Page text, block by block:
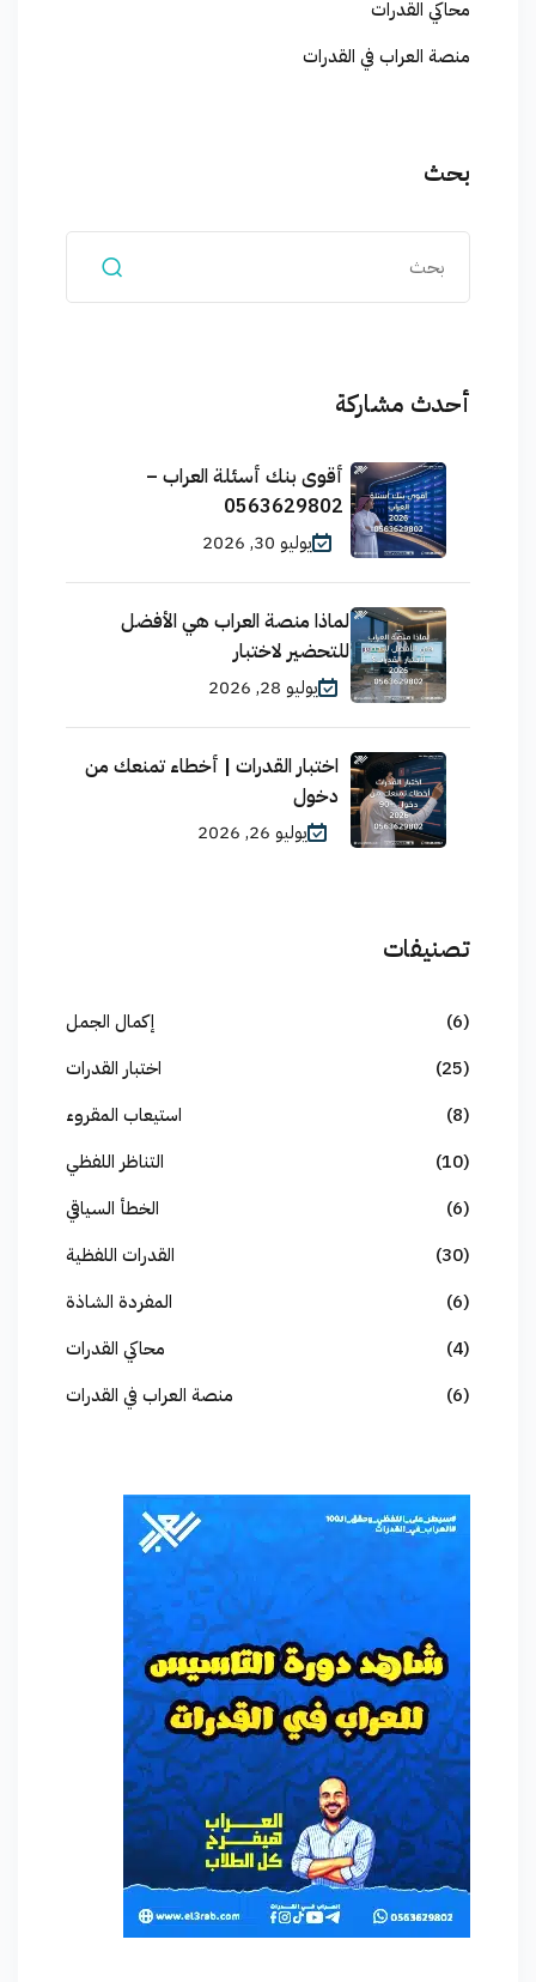
محاكي القدرات
منصة العراب في القدرات
بحث
أحدث مشاركة
أقوى بنك أسئلة العراب –
0563629802
يوليو 30, 2026
لماذا منصة العراب هي الأفضل
للتحضير لاختبار
يوليو 28, 2026
اختبار القدرات | أخطاء تمنعك من
دخول
يوليو 26, 2026
تصنيفات
إكمال الجمل
(6)
اختبار القدرات
(25)
استيعاب المقروء
(8)
التناظر اللفظي
(10)
الخطأ السياقي
(6)
القدرات اللفظية
(30)
المفردة الشاذة
(6)
محاكي القدرات
(4)
منصة العراب في القدرات
(6)